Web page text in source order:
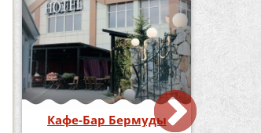
Кафе-Бар Бермуды